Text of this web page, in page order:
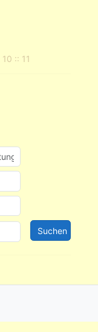
10 :: 11